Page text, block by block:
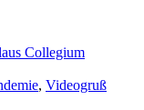
Collegium
, Videogruß